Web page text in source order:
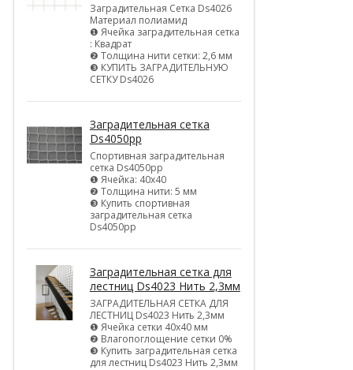
Заградительная Сетка Ds4026
Материал полиамид
❶ Ячейка заградительная сетка
: Квадрат
❷ Толщина нити сетки: 2,6 мм
❸ КУПИТЬ ЗАГРАДИТЕЛЬНУЮ
СЕТКУ Ds4026
Заградительная сетка
Ds4050pp
Спортивная заградительная
сетка Ds4050pp
❶ Ячейка: 40х40
❷ Толщина нити: 5 мм
❸ Купить спортивная
заградительная сетка
Ds4050pp
Заградительная сетка для
лестниц Ds4023 Нить 2,3мм
ЗАГРАДИТЕЛЬНАЯ СЕТКА ДЛЯ
ЛЕСТНИЦ Ds4023 Нить 2,3мм
❶ Ячейка сетки 40х40 мм
❷ Влагопоглощение сетки 0%
❸ Купить заградительная сетка
для лестниц Ds4023 Нить 2,3мм